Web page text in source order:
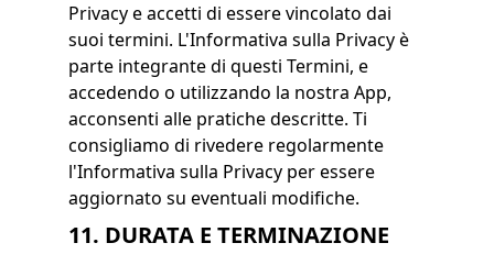
Privacy e accetti di essere vincolato dai
suoi termini. L'Informativa sulla Privacy è
parte integrante di questi Termini, e
accedendo o utilizzando la nostra App,
acconsenti alle pratiche descritte. Ti
consigliamo di rivedere regolarmente
l'Informativa sulla Privacy per essere
aggiornato su eventuali modifiche.
11. DURATA E TERMINAZIONE